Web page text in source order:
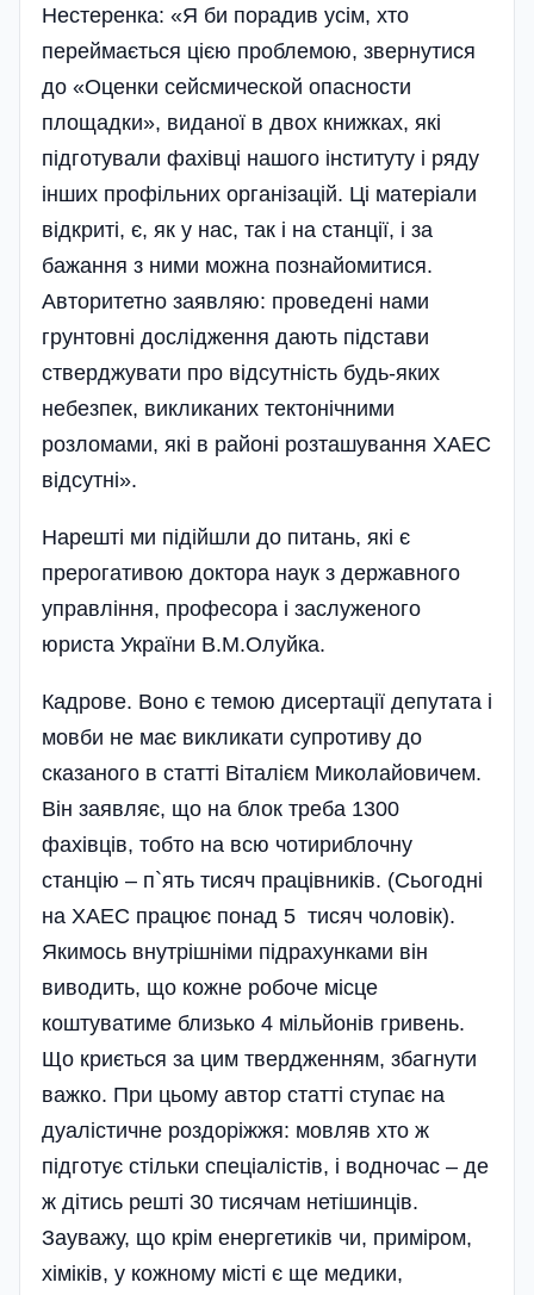
Нестеренка: «Я би порадив усім, хто
переймається цією проблемою, звернутися
до «Оценки сейсмической опасности
площадки», виданої в двох книжках, які
підготували фахівці нашого інституту і ряду
інших профільних організацій. Ці матеріали
від­криті, є, як у нас, так і на станції, і за
бажання з ними можна познайомитися.
Авторитетно заявляю: проведені нами
грунтовні дослідження да­ють підстави
стверджувати про відсутність будь-яких
небезпек, викликаних тектонічними
розломами, які в районі розташування ХАЕС
відсутні».
Нарешті ми підійшли до питань, які є
прерогативою доктора наук з державного
управління, професора і заслуженого
юриста України В.М.Олуйка.
Кадрове. Воно є темою дисертації депутата і
мовби не має викликати супротиву до
сказаного в статті Віталієм Миколайовичем.
Він заявляє, що на блок треба 1300
фахівців, тобто на всю чотириблочну
станцію – п`ять тисяч працівників. (Сьогодні
на ХАЕС працює понад 5 тисяч чоловік).
Якимось внутрішніми підрахунками він
виводить, що кожне робоче місце
коштуватиме близько 4 мільйонів гривень.
Що криється за цим твердженням, збагнути
важко. При цьому автор статті ступає на
дуалістичне роздоріжжя: мовляв хто ж
підготує стільки спеціалістів, і водночас – де
ж дітись решті 30 тисячам нетішинців.
Зауважу, що крім енергетиків чи, приміром,
хіміків, у кожному місті є ще медики,